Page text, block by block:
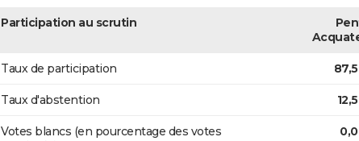
Participation au scrutin
Taux de participation
Taux d'abstention
Votes blancs (en pourcentage des votes